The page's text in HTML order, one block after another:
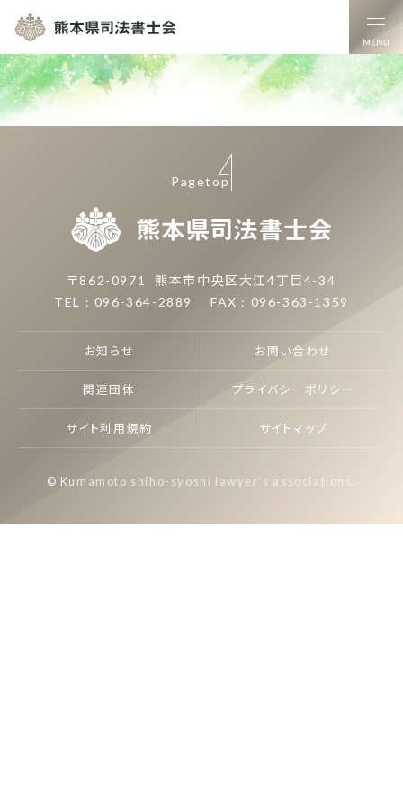
熊本県司法書士
〒862-0971
熊本市中央区大江4丁目4-34
TEL : 096-364-2889
FAX : 096-363-1359
お知らせ お問い合わせ
関連団体 プライバシーポリシー
サイト利用規約 サイトマップ
Pagetop
© Kumamoto shiho-syoshi lawyer's associations.